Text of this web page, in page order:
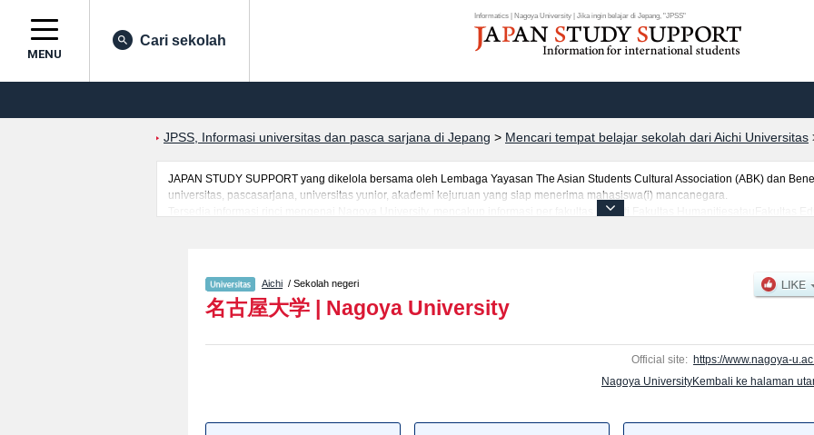
Informatics | Nagoya University | Jika ingin belajar di Jepang, "JPSS"
MENU
Cari sekolah
JPSS, Informasi universitas dan pasca sarjana di Jepang > Mencari tempat belajar sekolah dari Aichi Universitas
JAPAN STUDY SUPPORT yang dikelola bersama oleh Lembaga Yayasan The Asian Students Cultural Association (ABK) dan
universitas, pascasarjana, universitas yunior, akademi kejuruan yang siap menerima mahasiswa(i) mancanegara.
Tersedia informasi rinci mengenai Nagoya University, mencakup informasi per fakultas seperti Fakultas HumanitiesatauFakultas
Aichi / Sekolah negeri
名古屋大学 | Nagoya University
Official site: https://www.nagoya-
Nagoya UniversityKembali ke halaman